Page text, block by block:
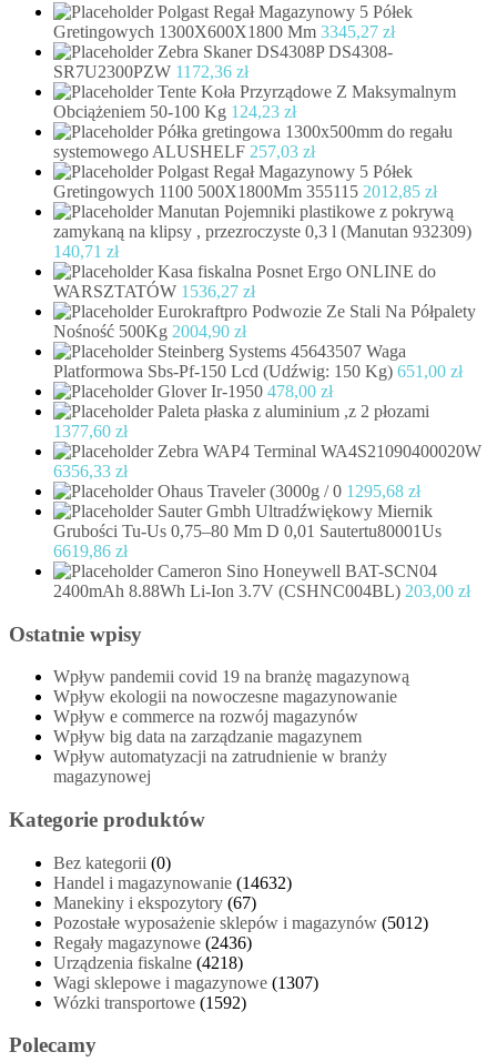
Polgast Regał Magazynowy 5 Półek
Gretingowych 1300X600X1800 Mm 3345,27 zł
Zebra Skaner DS4308P DS4308-
SR7U2300PZW 1172,36 zł
Tente Koła Przyrządowe Z Maksymalnym
Obciążeniem 50-100 Kg 124,23 zł
Półka gretingowa 1300x500mm do regału
systemowego ALUSHELF 257,03 zł
Polgast Regał Magazynowy 5 Półek
Gretingowych 1100 500X1800Mm 355115 2012,85 zł
Manutan Pojemniki plastikowe z pokrywą
zamykaną na klipsy , przezroczyste 0,3 l (Manutan 932309)
140,71 zł
Kasa fiskalna Posnet Ergo ONLINE do
WARSZTATÓW 1536,27 zł
Eurokraftpro Podwozie Ze Stali Na Półpalety
Nośność 500Kg 2004,90 zł
Steinberg Systems 45643507 Waga
Platformowa Sbs-Pf-150 Lcd (Udźwig: 150 Kg) 651,00 zł
Glover Ir-1950 478,00 zł
Paleta płaska z aluminium ,z 2 płozami
1377,60 zł
Zebra WAP4 Terminal WA4S21090400020W
6356,33 zł
Ohaus Traveler (3000g / 0 1295,68 zł
Sauter Gmbh Ultradźwiękowy Miernik
Grubości Tu-Us 0,75–80 Mm D 0,01 Sautertu80001Us
6619,86 zł
Cameron Sino Honeywell BAT-SCN04
2400mAh 8.88Wh Li-Ion 3.7V (CSHNC004BL) 203,00 zł
Ostatnie wpisy
Wpływ pandemii covid 19 na branżę magazynową
Wpływ ekologii na nowoczesne magazynowanie
Wpływ e commerce na rozwój magazynów
Wpływ big data na zarządzanie magazynem
Wpływ automatyzacji na zatrudnienie w branży
magazynowej
Kategorie produktów
Bez kategorii (0)
Handel i magazynowanie (14632)
Manekiny i ekspozytory (67)
Pozostałe wyposażenie sklepów i magazynów (5012)
Regały magazynowe (2436)
Urządzenia fiskalne (4218)
Wagi sklepowe i magazynowe (1307)
Wózki transportowe (1592)
Polecamy